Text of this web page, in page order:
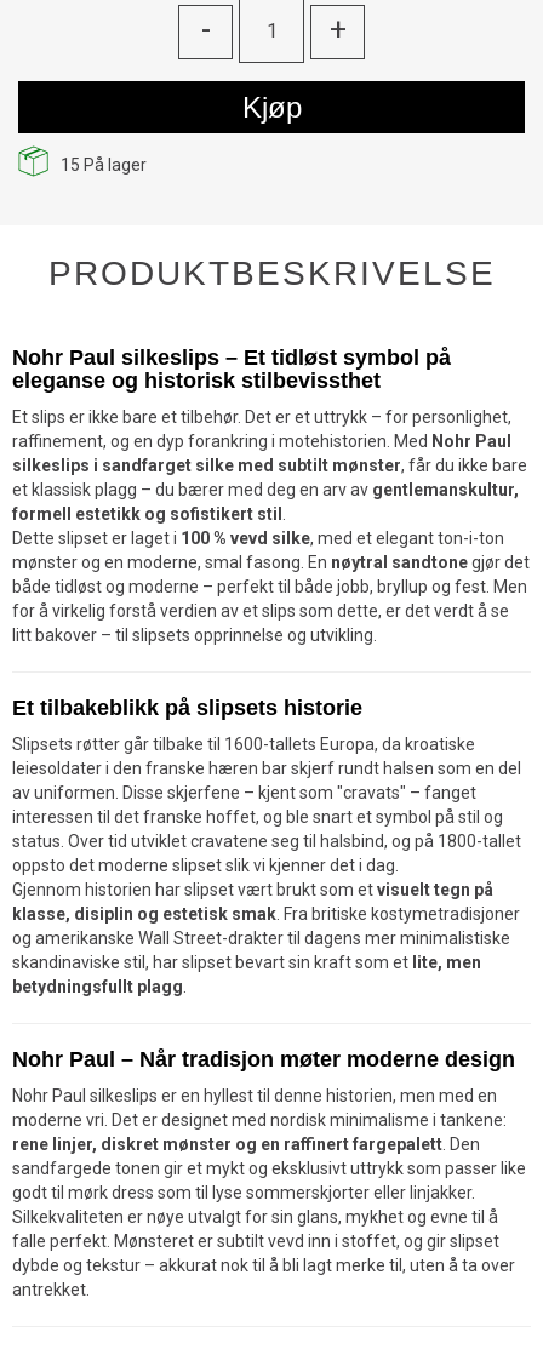
- +
Kjøp
15 På lager
PRODUKTBESKRIVELSE
Nohr Paul silkeslips – Et tidløst symbol på
eleganse og historisk stilbevissthet
Et slips er ikke bare et tilbehør. Det er et uttrykk – for personlighet,
raffinement, og en dyp forankring i motehistorien. Med Nohr Paul
silkeslips i sandfarget silke med subtilt mønster, får du ikke bare
et klassisk plagg – du bærer med deg en arv av gentlemanskultur,
formell estetikk og sofistikert stil
Dette slipset er laget i 100 % vevd silke, med et elegant ton-i-ton
mønster og en moderne, smal fasong. En nøytral sandtonegjør det
både tidløst og moderne – perfekt til både jobb, bryllup og fest. Men
for å virkelig forstå verdien av et slips som dette, er det verdt å se
litt bakover – til slipsets opprinnelse og utvikling.
Et tilbakeblikk på slipsets historie
Slipsets røtter går tilbake til 1600-tallets Europa, da kroatiske
leiesoldater i den franske hæren bar skjerf rundt halsen som en del
av uniformen. Disse skjerfene – kjent som "cravats" – fanget
interessen til det franske hoffet, og ble snart et symbol på stil og
status. Over tid utviklet cravatene seg til halsbind, og på 1800-tallet
oppsto det moderne slipset slik vi kjenner det i dag.
Gjennom historien har slipset vært brukt som etvisuelt tegn på
klasse, disiplin og estetisk smak . Fra britiske kostymetradisjoner
og amerikanske Wall Street-drakter til dagens mer minimalistiske
skandinaviske stil, har slipset bevart sin kraft som et lite, men
betydningsfullt plagg
Nohr Paul – Når tradisjon møter moderne design
Nohr Paul silkeslips er en hyllest til denne historien, men med en
moderne vri. Det er designet med nordisk minimalisme i tankene:
rene linjer, diskret mønster og en raffinert fargepalett . Den
sandfargede tonen gir et mykt og eksklusivt uttrykk som passer like
godt til mørk dress som til lyse sommerskjorter eller linjakker.
Silkekvaliteten er nøye utvalgt for sin glans, mykhet og evne til å
falle perfekt. Mønsteret er subtilt vevd inn i stoffet, og gir slipset
dybde og tekstur – akkurat nok til å bli lagt merke til, uten å ta over
antrekket.